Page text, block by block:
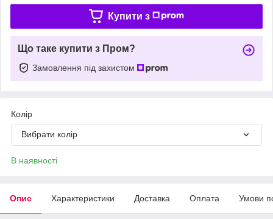
Купити з
Що таке купити з Пром?
Замовлення під захистом
Колір
Вибрати колір
В наявності
Опис Характеристики Доставка Оплата Умови